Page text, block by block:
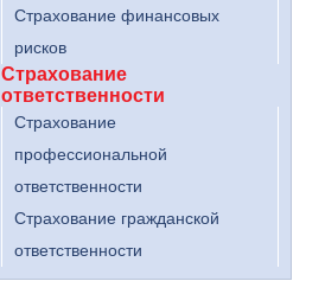
Страхование финансовых
рисков
Страхование
ответственности
Страхование
профессиональной
ответственности
Страхование гражданской
ответственности